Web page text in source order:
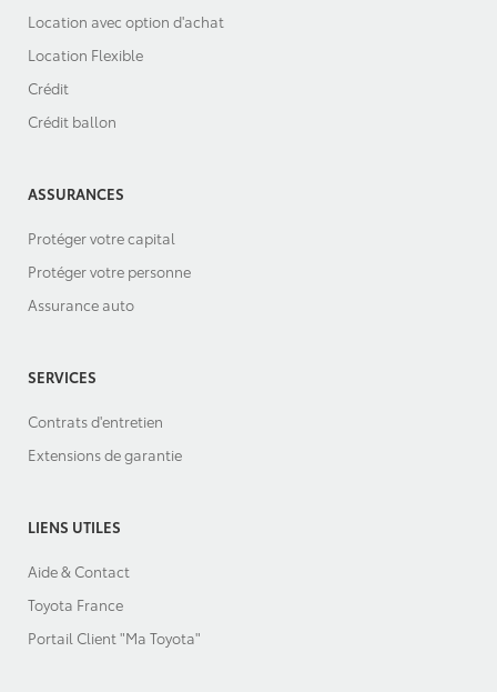
Location avec option d'achat
Location Flexible
Crédit
Crédit ballon
ASSURANCES
Protéger votre capital
Protéger votre personne
Assurance auto
SERVICES
Contrats d'entretien
Extensions de garantie
LIENS UTILES
Aide & Contact
Toyota France
Portail Client "Ma Toyota"